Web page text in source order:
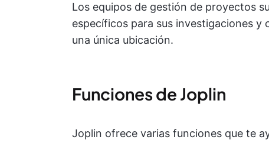
Los equipos de gestión de proyectos
específicos para sus investigaciones
una única ubicación.
Funciones de Joplin
Joplin ofrece varias funciones que te